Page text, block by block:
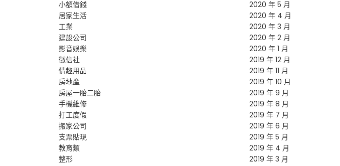
小額借錢
居家生活
工業
建設公司
影音娛樂
徵信社
情趣用品
房地產
房屋一胎二胎
手機維修
打工度假
搬家公司
支票貼現
教育類
整形
2020 年 5 月
2020 年 4 月
2020 年 3 月
2020 年 2 月
2020 年 1 月
2019 年 12 月
2019 年 11 月
2019 年 10 月
2019 年 9 月
2019 年 8 月
2019 年 7 月
2019 年 6 月
2019 年 5 月
2019 年 4 月
2019 年 3 月